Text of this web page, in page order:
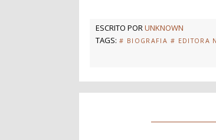
ESCRITO PORUNKNOWN
TAGS: # BIOGRAFIA # EDITORA